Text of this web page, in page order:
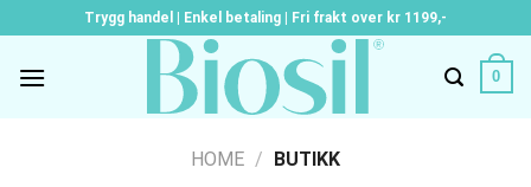
to
content
Trygg handel | Enkel betaling | Fri frakt over kr 1199,-
0
HOME / BUTIKK